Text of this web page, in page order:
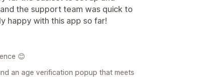
the support team was quick to
happy with this app so far!
😊
an age verification popup that meets